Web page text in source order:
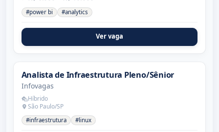
#power bi #analytics
Ver vaga
Analista de Infraestrutura Pleno/Sênior
Infovagas
Híbrido
São Paulo/SP
#infraestrutura #linux